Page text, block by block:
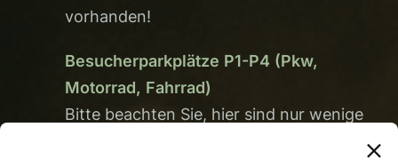
vorhanden!
Besucherparkplätze P1-P4 (Pkw,
Motorrad, Fahrrad)
Bitte beachten Sie, hier sind nur wenige